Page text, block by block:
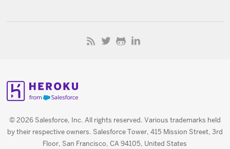
© 2026 Salesforce, Inc. All rights reserved. Various trademarks held
by their respective owners. Salesforce Tower, 415 Mission Street, 3rd
Floor, San Francisco, CA 94105, United States